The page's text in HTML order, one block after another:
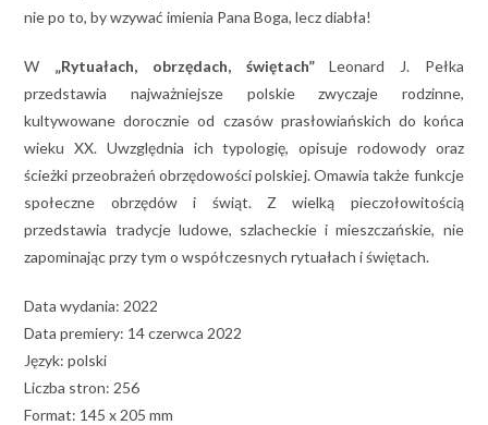
nie po to, by wzywać imienia Pana Boga, lecz diabła!
W „Rytuałach, obrzędach, świętach”Leonard J. Pełka
przedstawia najważniejsze polskie zwyczaje rodzinne,
kultywowane dorocznie od czasów prasłowiańskich do końca
wieku XX. Uwzględnia ich typologię, opisuje rodowody oraz
ścieżki przeobrażeń obrzędowości polskiej. Omawia także funkcje
społeczne obrzędów i świąt. Z wielką pieczołowitością
przedstawia tradycje ludowe, szlacheckie i mieszczańskie, nie
zapominając przy tym o współczesnych rytuałach i świętach.
Data wydania: 2022
Data premiery: 14 czerwca 2022
Język: polski
Liczba stron: 256
Format: 145 x 205 mm